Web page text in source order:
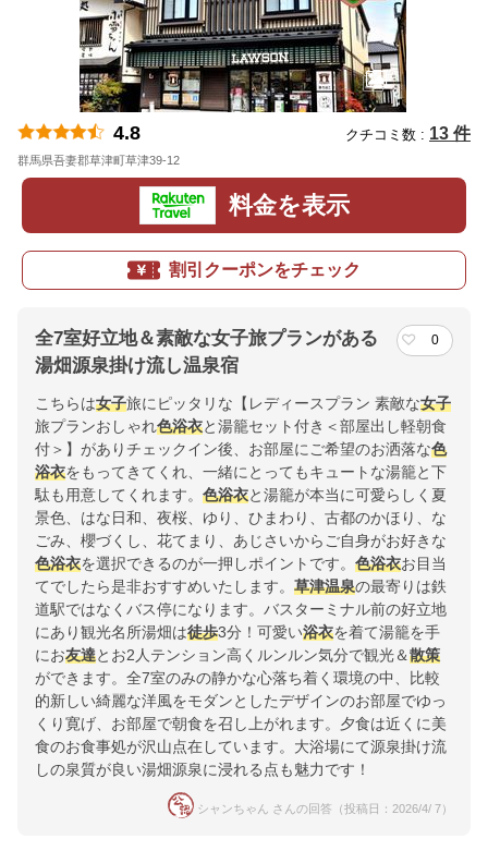
4.8 クチコミ数 : 13 件
群馬県吾妻郡草津町草津39-12
料金を表示
割引クーポンをチェック
全7室好立地＆素敵な女子旅プランがある
湯畑源泉掛け流し温泉宿
0
こちらは女子旅にピッタリな【レディースプラン 素敵な女子
旅プランおしゃれ色浴衣と湯籠セット付き＜部屋出し軽朝食
付＞】がありチェックイン後、お部屋にご希望のお洒落な色
浴衣をもってきてくれ、一緒にとってもキュートな湯籠と下
駄も用意してくれます。 色浴衣と湯籠が本当に可愛らしく夏
景色、はな日和、夜桜、ゆり、ひまわり、古都のかほり、な
ごみ、櫻づくし、花てまり、あじさいからご自身がお好きな
色浴衣を選択できるのが一押しポイントです。 色浴衣お目当
てでしたら是非おすすめいたします。 草津温泉の最寄りは鉄
道駅ではなくバス停になります。バスターミナル前の好立地
にあり観光名所湯畑は徒歩3分！可愛い浴衣を着て湯籠を手
にお友達とお2人テンション高くルンルン気分で観光＆散策
ができます。全7室のみの静かな心落ち着く環境の中、比較
的新しい綺麗な洋風をモダンとしたデザインのお部屋でゆっ
くり寛げ、お部屋で朝食を召し上がれます。夕食は近くに美
食のお食事処が沢山点在しています。大浴場にて源泉掛け流
しの泉質が良い湯畑源泉に浸れる点も魅力です！
シャンちゃん さんの回答（投稿日：2026/4/ 7）